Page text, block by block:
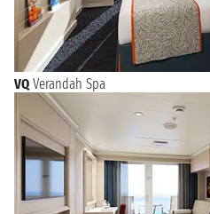
VQ Verandah Spa